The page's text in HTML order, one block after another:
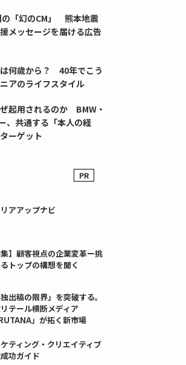
の「幻のCM」 熊本地震
メッセージを届ける広告
何歳から？ 40年でこう
アのライフスタイル
起用されるのか BMW・
、共通する「本人の経
ーゲット
アアップナビ
集】顧客視点の企業変革ー挑
トップの構想を聞く
独出稿の限界」を突破する。
テール横断メディア
」が拓く新市場
ティング・クリエイティブ
功ガイド